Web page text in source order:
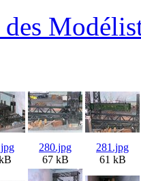
280.jpg
67 kB
281.jpg
61 kB